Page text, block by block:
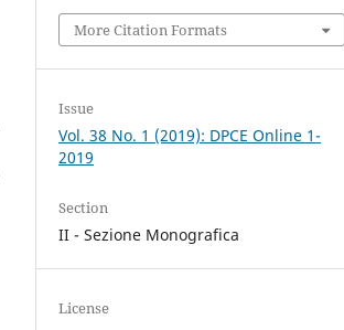
More Citation Formats
Issue
Vol. 38 No. 1 (2019): DPCE Online 1-
2019
Section
II - Sezione Monografica
License